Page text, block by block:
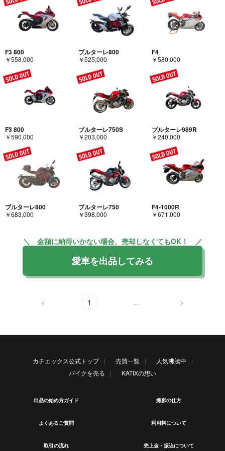
F3 800
￥558,000
ブルターレ800
￥525,000
F4
￥580,000
F3 800
￥590,000
ブルターレ750S
￥203,000
ブルターレ989R
￥240,000
ブルターレ800
￥683,000
ブルターレ750
￥398,000
F4-1000R
￥671,000
＼ 金額に納得いかない場合、売却しなくてもOK！ ／
愛車を出品してみる
< 1 ... >
カチエックス公式トップ 売買一覧
人気沸騰中
バイクを売る
KATIXの想い
出品の始め方ガイド 撮影の仕方
よくあるご質問 利用料について
取引の流れ 売上金・振込について